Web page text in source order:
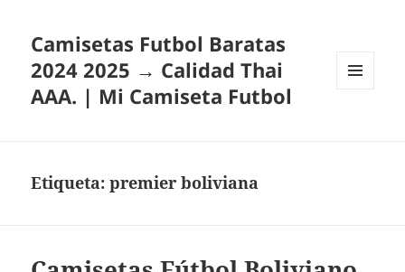
Camisetas Futbol Baratas
2024 2025 → Calidad Thai
AAA. | Mi Camiseta Futbol
Etiqueta:premier boliviana